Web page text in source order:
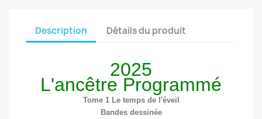
Description Détails du produit
2025
L'ancêtre Programmé
Tome 1 Le temps de l'éveil
Bandes dessinée